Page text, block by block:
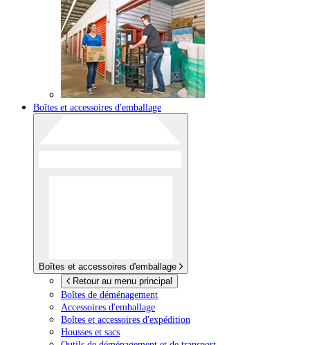
Boîtes et accessoires d'emballage
Boîtes et accessoires d'emballage
Retour au menu principal
Boîtes de déménagement
Accessoires d'emballage
Boîtes et accessoires d'expédition
Housses et sacs